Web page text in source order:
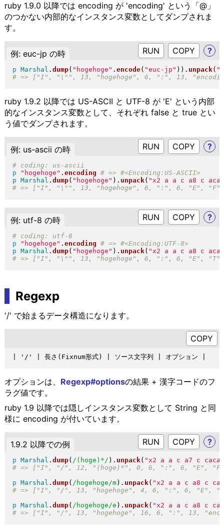
ruby 1.9.0 以降では encoding が 'encoding' という「@」
のつかない内部的なインスタンス変数としてダンプされま
す。
例: euc-jp の時 RUN ?
p Marshal . dump( " hogehoge " . encode( "euc-jp " ) ) . unpack( "
ruby 1.9.2 以降では US-ASCII と UTF-8 が 'E' という内部
的なインスタンス変数として、それぞれ false と true とい
う値でダンプされます。
例: us-ascii の時 RUN ?
p
" hogehoge " . encoding
p Marshal . dump( " hogehoge " ) . unpack( "x2 a a c a8 c
例: utf-8 の時 RUN ?
p
" hogehoge " . encoding
p Marshal . dump( " hogehoge " ) . unpack( " x2 a a c a8 c
Regexp
'/' で始まるデータ構造になります。
オプションは、 Regexp#optionsの結果 + 漢字コードのフ
ラグ値です。
ruby 1.9 以降では隠しインスタンス変数として String と同
様に encoding が付いています。
1.9.2 以降での例 RUN ?
p Marshal . dump( /(hoge)*/ ) . unpack( "x2 a a c a7 c cacaa
p Marshal . dump( /hogehoge/m) . unpack( "x2 a a c a8 c
p Marshal . dump( /hogehoge/e ) . unpack( "x2 a a c a8 c